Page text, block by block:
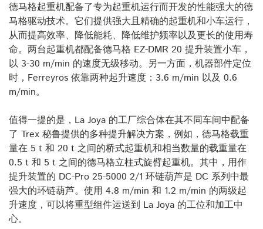
德马格起重机配备了专为起重机运行而开发的性能强大的德
马格驱动技术。它们提供强大且精确的起重机和小车运行，
从而提高效率、降低能耗、降低维护频率以及更长的使用寿
命。两台起重机都配备德马格 EZ-DMR 20 提升装置小车，
以 3-30 m/min 的速度无级移动。另一方面，机器部件定位
时，Ferreyros 依靠两种起升速度：3.6 m/min 以及 0.6
m/min。
值得一提的是，La Joya 的工厂综合体在其不同车间中配备
了 Trex 秘鲁提供的多种提升解决方案，例如，德马格载重
量在 5 t 和 20 t 之间的桥式起重机和相当数量的载重量在
0.5 t 和 5 t 之间的德马格立柱式旋臂起重机。其中，用作
提升装置的 DC-Pro 25-5000 2/1 环链葫芦是 DC 系列中最
强大的环链葫芦。使用 4.8 m/min 和 1.2 m/min 的两级起
升速度，可以将重型组件运送到 La Joya 的工位和加工中
心。